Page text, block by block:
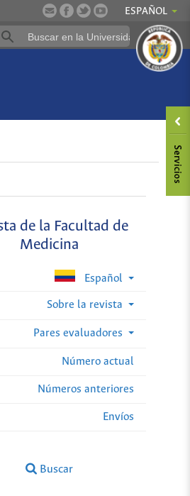
ESPAÑOL
de la Facultad de
Medicina
Español
Sobre la revista
Pares evaluadores
Número actual
Números anteriores
Envíos
Buscar